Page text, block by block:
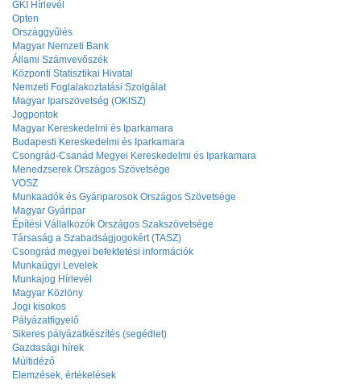
GKI Hírlevél
Opten
Országgyűlés
Magyar Nemzeti Bank
Állami Számvevőszék
Központi Statisztikai Hivatal
Nemzeti Foglalakoztatási Szolgálat
Magyar Iparszövetség (OKISZ)
Jogpontok
Magyar Kereskedelmi és Iparkamara
Budapesti Kereskedelmi és Iparkamara
Csongrád-Csanád Megyei Kereskedelmi és Iparkamara
Menedzserek Országos Szövetsége
VOSZ
Munkaadók és Gyáriparosok Országos Szövetsége
Magyar Gyáripar
Építési Vállalkozók Országos Szakszövetsége
Társaság a Szabadságjogokért (TASZ)
Csongrád megyei befektetési információk
Munkaügyi Levelek
Munkajog Hírlevél
Magyar Közlöny
Jogi kisokos
Pályázatfigyelő
Sikeres pályázatkészítés (segédlet)
Gazdasági hírek
Múltidéző
Elemzések, értékelések